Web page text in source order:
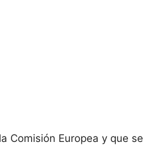
Comisión Europea y que se